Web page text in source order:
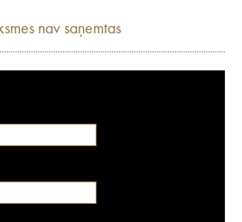
nav saņemtas